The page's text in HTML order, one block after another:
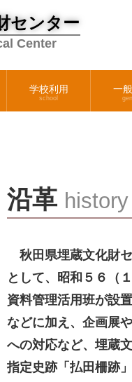
Center
センター
学校利用
school
一
沿革 history
秋田県埋蔵文化財
として、昭和５６（
資料管理活用班が設
などに加え、企画展
への対応など、埋蔵
指定史跡「払田柵跡